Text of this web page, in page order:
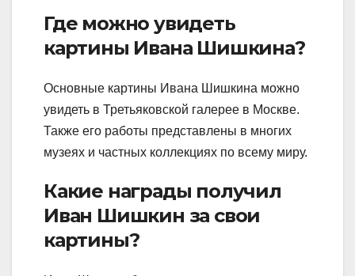
Где можно увидеть
картины Ивана Шишкина?
Основные картины Ивана Шишкина можно
увидеть в Третьяковской галерее в Москве.
Также его работы представлены в многих
музеях и частных коллекциях по всему миру.
Какие награды получил
Иван Шишкин за свои
картины?